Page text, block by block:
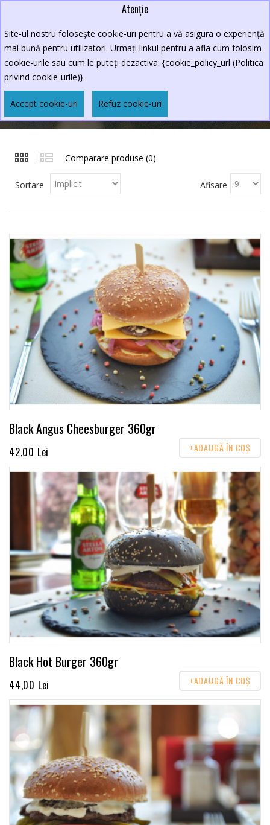
Atenție
Site-ul nostru folosește cookie-uri pentru a vă asigura o experiență
mai bună pentru utilizatori. Urmați linkul pentru a afla cum folosim
cookie-urile sau cum le puteți dezactiva: {cookie_policy_url (Politica
privind cookie-urile)}
Accept cookie-uri Refuz cookie-uri
0264.590213
New Croco
NEW CROCO
Comparare produse (0)
Sortare Afisare
Black Angus Cheesburger 360gr
42,00 Lei +ADAUGĂ ÎN COŞ
Black Hot Burger 360gr
44,00 Lei +ADAUGĂ ÎN COŞ